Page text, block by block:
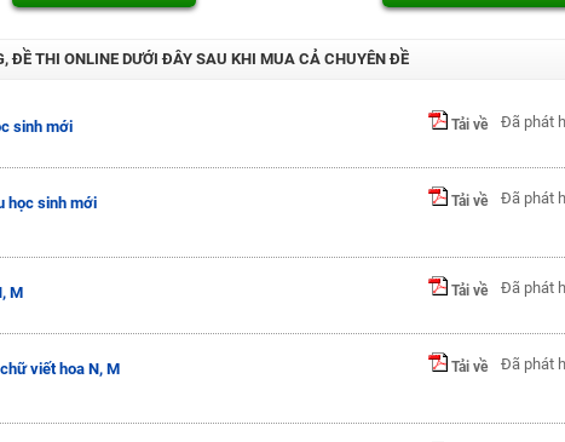
ĐỀ THI ONLINE DƯỚI ĐÂY SAU KHI MUA CẢ CHUYÊN ĐỀ
sinh mới Tải về Đã phát
học sinh mới Tải về Đã phát
M Tải về Đã phát
viết hoa N, M Tải về Đã phát